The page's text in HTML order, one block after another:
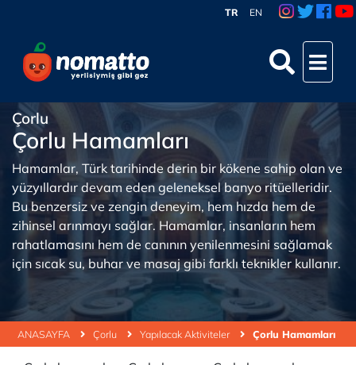
TR EN
ANASAYFA Çorlu Yapılacak Aktiviteler Çorlu Hamamları
Çorlu
Çorlu Hamamları
Hamamlar, Türk tarihinde derin bir kökene sahip olan ve
yüzyıllardır devam eden geleneksel banyo ritüelleridir.
Bu benzersiz ve zengin deneyim, hem hızda hem de
zihinsel arınmayı sağlar. Hamamlar, insanların hem
rahatlamasını hem de canının yenilenmesini sağlamak
için sıcak su, buhar ve masaj gibi farklı teknikler kullanır.